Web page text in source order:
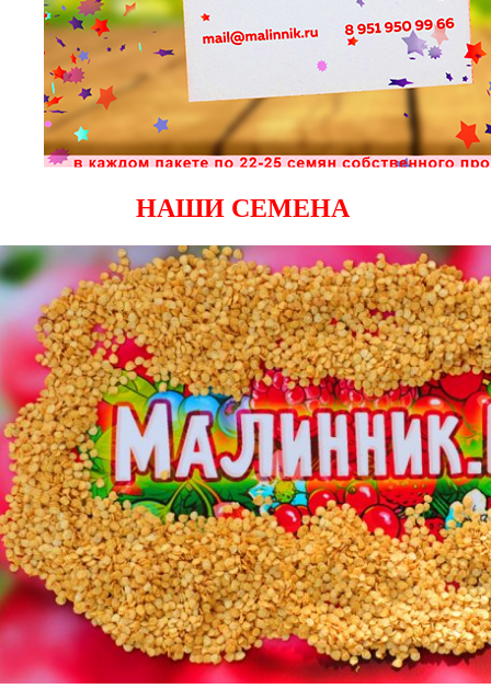
НАШИ СЕМЕНА